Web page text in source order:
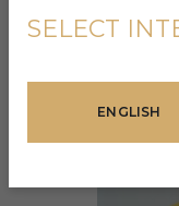
SELECT
ENGLISH